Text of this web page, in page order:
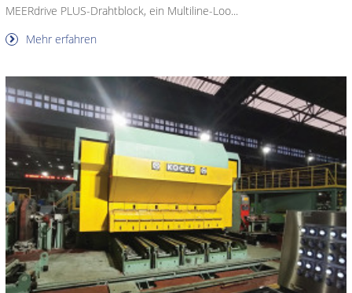
MEERdrive PLUS-Drahtblock, ein Multiline-Loo...
Mehr erfahren